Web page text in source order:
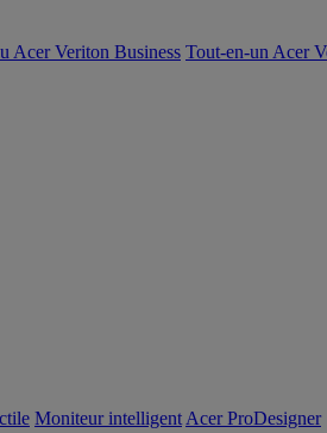
Acer Veriton Business Tout-en-un Acer
Moniteur intelligent Acer ProDesigner